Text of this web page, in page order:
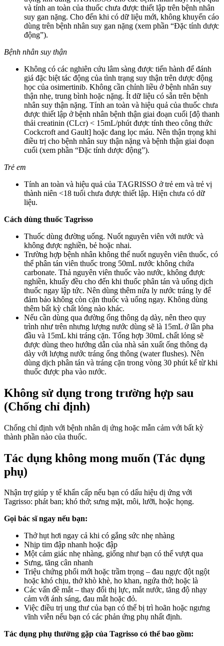
và tính an toàn của thuốc chưa được thiết lập trên bệnh nhân
suy gan nặng. Cho đến khi có dữ liệu mới, không khuyến cáo
dùng trên bệnh nhân suy gan nặng (xem phần “Đặc tính dược
động”).
Bệnh nhân suy thận
Không có các nghiên cứu lâm sàng được tiến hành để đánh
giá đặc biệt tác động của tình trạng suy thận trên dược động
học của osimertinib. Không cần chỉnh liều ở bệnh nhân suy
thận nhẹ, trung bình hoặc nặng. Ít dữ liệu có sẵn trên bệnh
nhân suy thận nặng. Tính an toàn và hiệu quả của thuốc chưa
được thiết lập ở bệnh nhân bệnh thận giai đoạn cuối [độ thanh
thải creatinin (CLcr) < 15mL/phút được tính theo công thức
Cockcroft and Gault] hoặc đang lọc máu. Nên thận trọng khi
điều trị cho bệnh nhân suy thận nặng và bệnh thận giai đoạn
cuối (xem phần “Đặc tính dược động”).
Trẻ em
Tính an toàn và hiệu quả của TAGRISSO ở trẻ em và trẻ vị
thành niên <18 tuổi chưa được thiết lập. Hiện chưa có dữ
liệu.
Cách dùng thuốc Tagrisso
Thuốc dùng đường uống. Nuốt nguyên viên với nước và
không được nghiền, bẻ hoặc nhai.
Trường hợp bệnh nhân không thể nuốt nguyên viên thuốc, có
thể phân tán viên thuốc trong 50mL nước không chứa
carbonate. Thả nguyên viên thuốc vào nước, không được
nghiền, khuấy đều cho đến khi thuốc phân tán và uống dịch
thuốc ngay lập tức. Nên dùng thêm nửa ly nước tráng ly để
đảm bảo không còn cặn thuốc và uống ngay. Không dùng
thêm bất kỳ chất lỏng nào khác.
Nếu cần dùng qua đường ống thông dạ dày, nên theo quy
trình như trên nhưng lượng nước dùng sẽ là 15mL ở lần pha
đầu và 15mL khi tráng cặn. Tổng hợp 30mL chất lỏng sẽ
được dùng theo hướng dẫn của nhà sản xuất ống thông dạ
dày với lượng nước tráng ống thông (water flushes). Nên
dùng dịch phân tán và tráng cặn trong vòng 30 phút kể từ khi
thuốc được pha vào nước.
Không sử dụng trong trường hợp sau
(Chống chỉ định)
Chống chỉ định với bệnh nhân dị ứng hoặc mẫn cảm với bất kỳ
thành phần nào của thuốc.
Tác dụng không mong muốn (Tác dụng
phụ)
Nhận trợ giúp y tế khẩn cấp nếu bạn có dấu hiệu dị ứng với
Tagrisso: phát ban; khó thở; sưng mặt, môi, lưỡi, hoặc họng.
Gọi bác sĩ ngay nếu bạn:
Thở hụt hơi ngay cả khi có gắng sức nhẹ nhàng
Nhịp tim đập nhanh hoặc đập
Một cảm giác nhẹ nhàng, giống như bạn có thể vượt qua
Sưng, tăng cân nhanh
Triệu chứng phổi mới hoặc trầm trọng – đau ngực đột ngột
hoặc khó chịu, thở khò khè, ho khan, ngứa thở; hoặc là
Các vấn đề mắt – thay đổi thị lực, mắt nước, tăng độ nhạy
cảm với ánh sáng, đau mắt hoặc đỏ.
Việc điều trị ung thư của bạn có thể bị trì hoãn hoặc ngưng
vĩnh viễn nếu bạn có các phản ứng phụ nhất định.
Tác dụng phụ thường gặp của Tagrisso có thể bao gồm: